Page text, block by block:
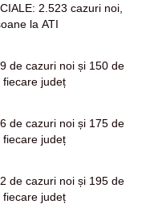
2.523 cazuri noi,
la ATI
de cazuri noi și 150 de
fiecare județ
fiecare județ
de cazuri noi și 195 de
fiecare județ